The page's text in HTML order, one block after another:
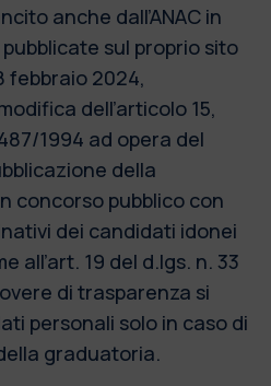
anche dall’ANAC in
sul proprio sito
febbraio 2024,
dell’articolo 15,
1994 ad opera del
della
concorso pubblico con
dei candidati idonei
all’art. 19 del d.lgs. n. 33
di trasparenza si
personali solo in caso di
graduatoria.